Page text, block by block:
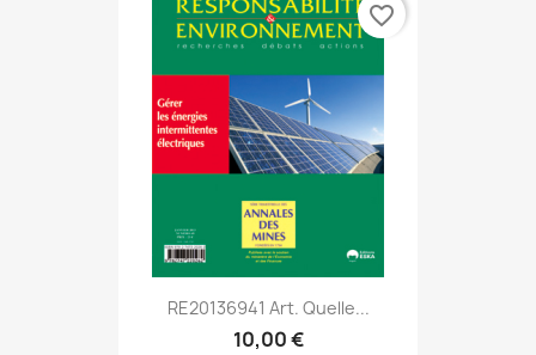
RE20136941 Art. Quelle...
10,00 €
favorite_border